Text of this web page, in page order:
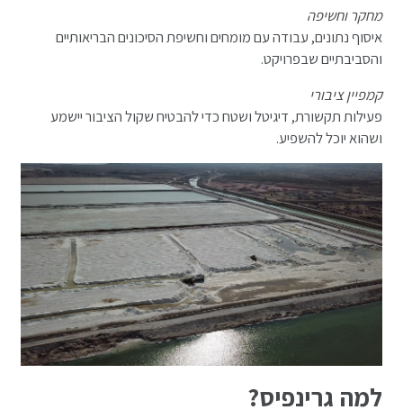
מחקר וחשיפה
איסוף נתונים, עבודה עם מומחים וחשיפת הסיכונים הבריאותיים
והסביבתיים שבפרויקט.
קמפיין ציבורי
פעילות תקשורת, דיגיטל ושטח כדי להבטיח שקול הציבור יישמע
ושהוא יוכל להשפיע.
למה גרינפיס?